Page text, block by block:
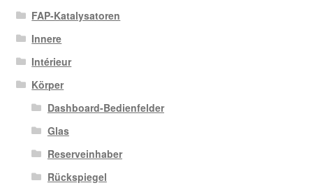
FAP-Katalysatoren
Innere
Intérieur
Körper
Dashboard-Bedienfelder
Glas
Reserveinhaber
Rückspiegel